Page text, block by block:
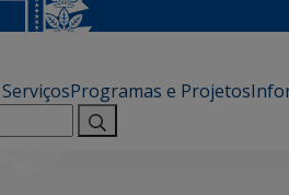
ServiçosProgramas e Projetos